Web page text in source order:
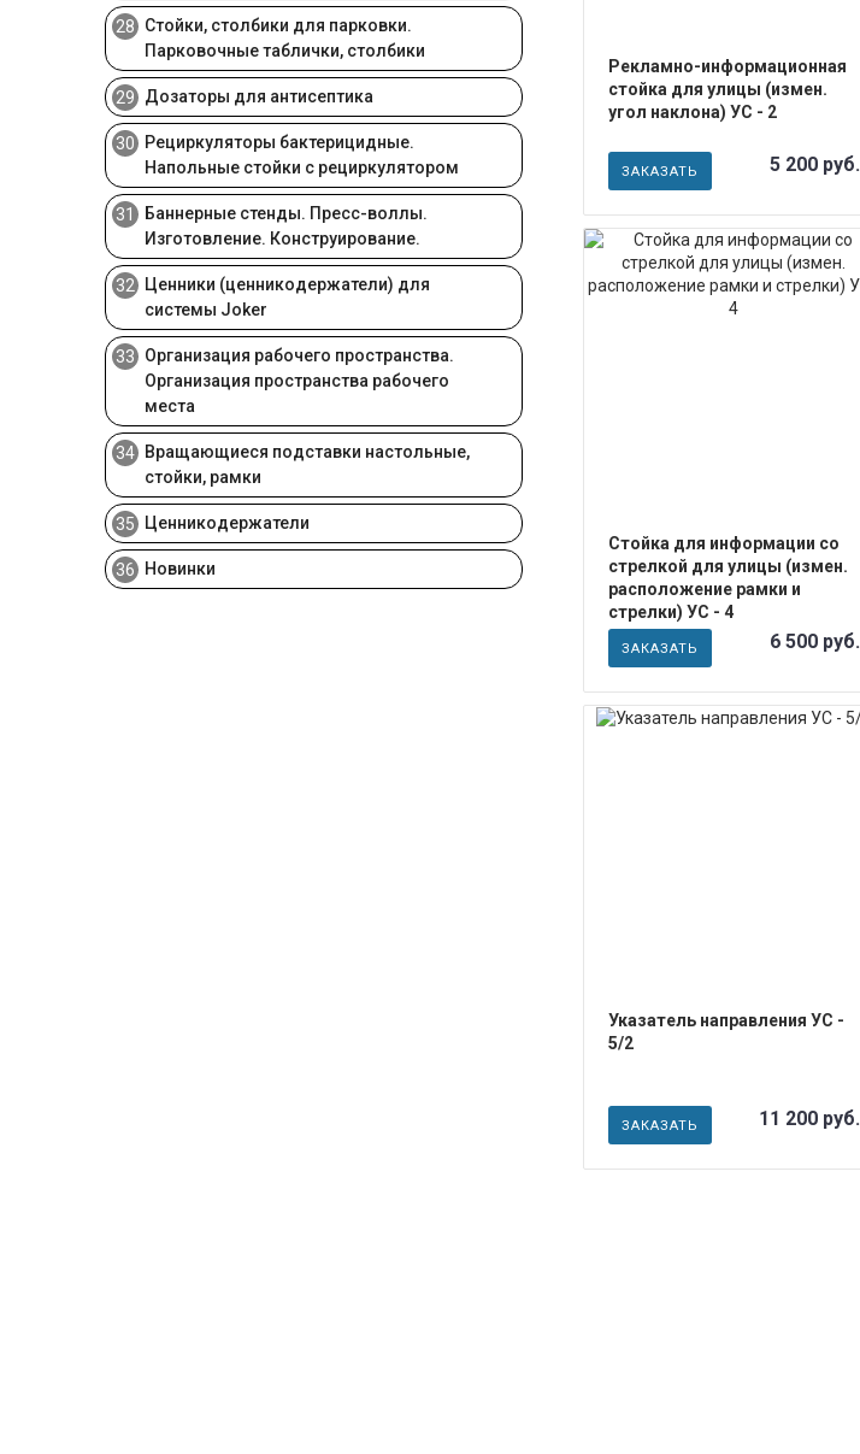
Рекламно-информационная
стойка для улицы (измен.
угол наклона) УС - 2
ЗАКАЗАТЬ 5 200 руб.
Стойка для информации со
стрелкой для улицы (измен.
расположение рамки и
стрелки) УС - 4
ЗАКАЗАТЬ 6 500 руб.
Указатель направления УС -
5/2
ЗАКАЗАТЬ 11 200 руб.
28
Стойки, столбики для парковки.
Парковочные таблички, столбики
29 Дозаторы для антисептика
30
Рециркуляторы бактерицидные.
Напольные стойки с рециркулятором
31
Баннерные стенды. Пресс-воллы.
Изготовление. Конструирование.
32
Ценники (ценникодержатели) для
системы Joker
33
Организация рабочего пространства.
Организация пространства рабочего
места
34
Вращающиеся подставки настольные,
стойки, рамки
35 Ценникодержатели
36 Новинки